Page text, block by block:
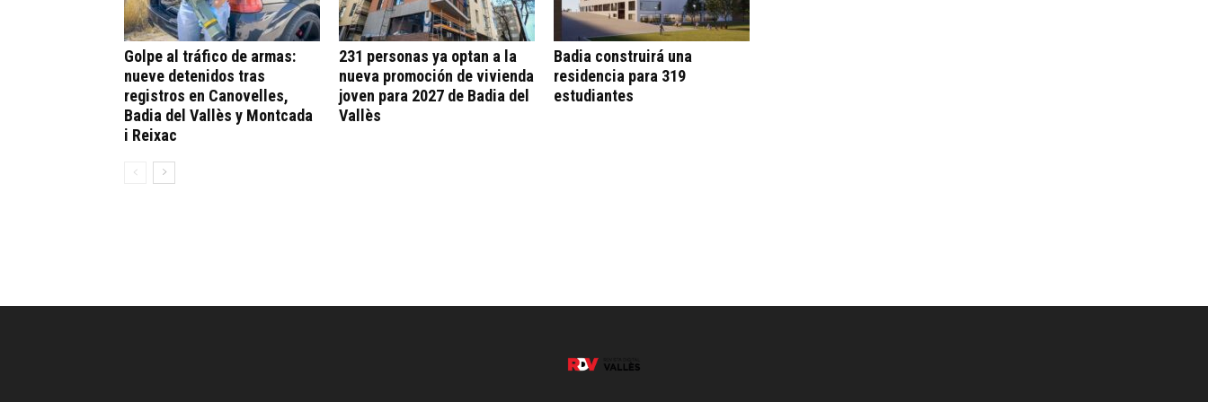
Golpe al tráfico de armas:
nueve detenidos tras
registros en Canovelles,
Badia del Vallès y Montcada
i Reixac
231 personas ya optan a la
nueva promoción de vivienda
joven para 2027 de Badia del
Vallès
Badia construirá una
residencia para 319
estudiantes